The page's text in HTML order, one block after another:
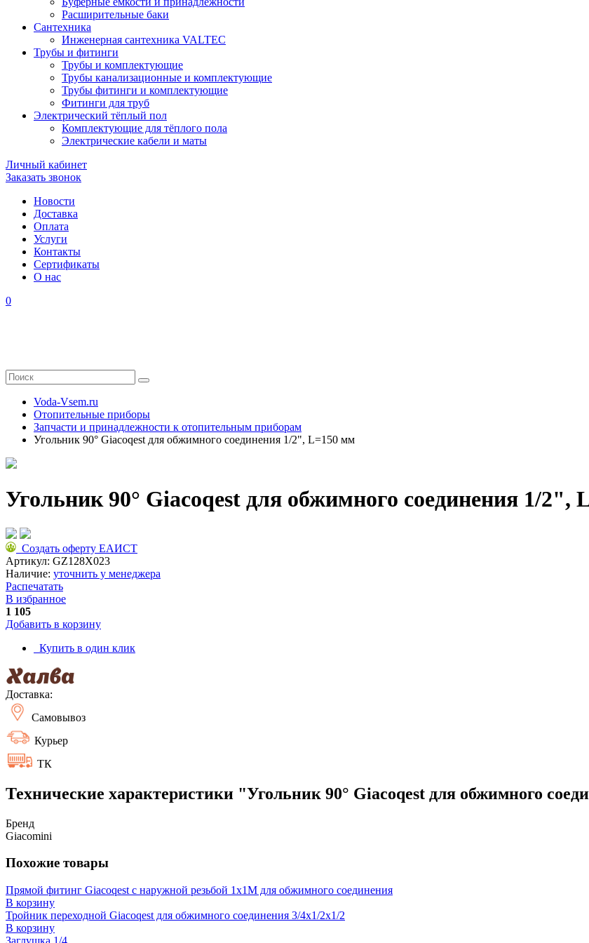
Расширительные баки
Сантехника
Инженерная сантехника VALTEC
Трубы и фитинги
Трубы и комплектующие
Трубы канализационные и комплектующие
Трубы фитинги и комплектующие
Фитинги для труб
Электрический тёплый пол
Комплектующие для тёплого пола
Электрические кабели и маты
Личный кабинет
Заказать звонок
Новости
Доставка
Оплата
Услуги
Контакты
Cертификаты
О нас
0
Voda-Vsem.ru
Отопительные приборы
Запчасти и принадлежности к отопительным приборам
Угольник 90° Giacoqest для обжимного соединения 1/2", L=150 мм
Угольник 90° Giacoqest для обжимного соединения 1/2",
Создать оферту ЕАИСТ
Артикул: GZ128X023
Наличие: уточнить у менеджера
Распечатать
В избранное
1 105
Добавить в корзину
Купить в один клик
Доставка:
Самовывоз
Курьер
ТК
Технические характеристики "Угольник 90° Giacoqest для обжимного
Бренд
Giacomini
Похожие товары
Прямой фитинг Giacoqest с наружной резьбой 1x1M для обжимного соединения
В корзину
Тройник переходной Giacoqest для обжимного соединения 3/4x1/2x1/2
В корзину